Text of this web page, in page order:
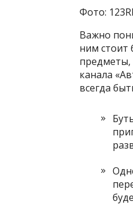
Фото:
Важно
ним стоит
предметы,
канала
всегда